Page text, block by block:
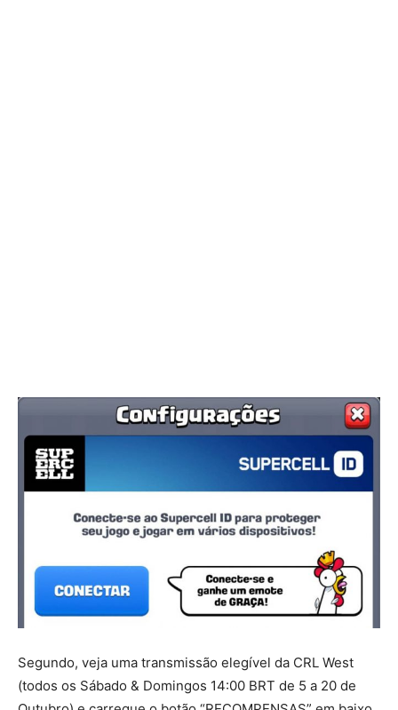
Segundo, veja uma transmissão elegível da CRL West
(todos os Sábado & Domingos 14:00 BRT de 5 a 20 de